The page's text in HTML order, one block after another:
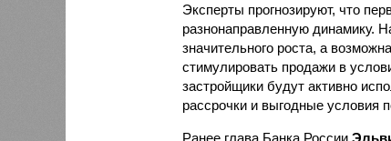
значительного роста, а
стимулировать продажи в
застройщики будут активно
рассрочки и выгодные условия
Ранее глава Банка России
показатели. Этот рост